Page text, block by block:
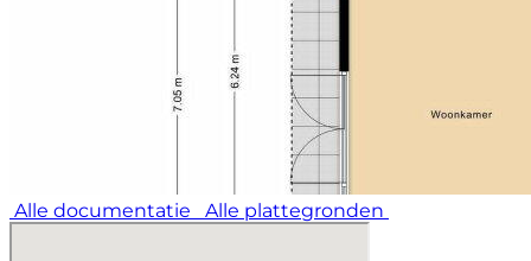
Alle documentatie Alle plattegronden